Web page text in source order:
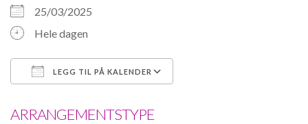
25/03/2025
Hele dagen
LEGG TIL PÅ KALENDER
ARRANGEMENTSTYPE